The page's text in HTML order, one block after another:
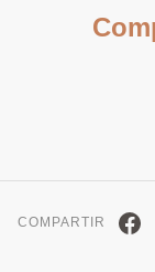
COMPARTIR